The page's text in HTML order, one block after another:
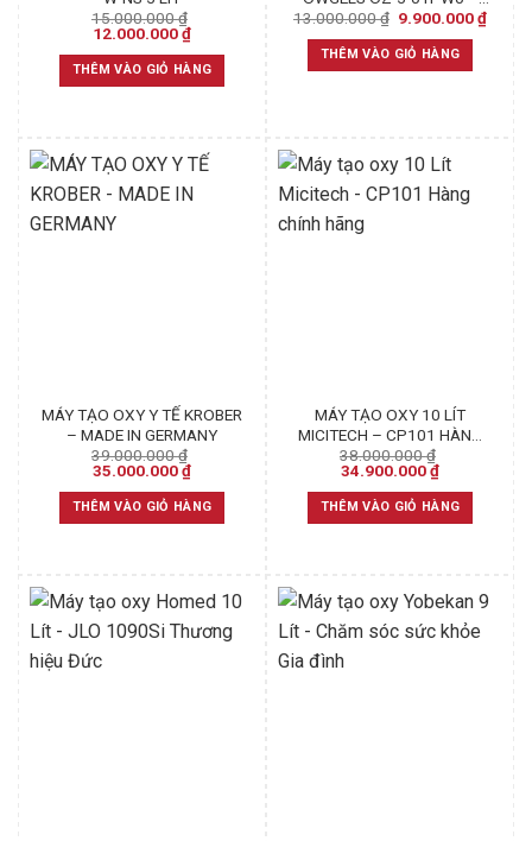
15.000.000₫
Original
was:
15.000.000 ₫.
12.000.000₫Current
is:
12.000.000 ₫.
THÊM VÀO GIỎ HÀNG
CÓ XÔNG MŨI
13.000.000₫ Original
was:
13.000.000 ₫.
9.900.000₫
THÊM VÀO GIỎ HÀNG
MÁY TẠO OXY Y TẾ KROBER
– MADE IN GERMANY
39.000.000₫
Original
was:
39.000.000 ₫.
35.000.000₫Current
is:
35.000.000 ₫.
THÊM VÀO GIỎ HÀNG
MÁY TẠO OXY 10 LÍT
MICITECH – CP101 HÀNG
CHÍNH HÃNG
38.000.000₫
Original
was:
38.000.000 ₫.
34.900.000₫Current
is:
34.900.000
THÊM VÀO GIỎ HÀNG